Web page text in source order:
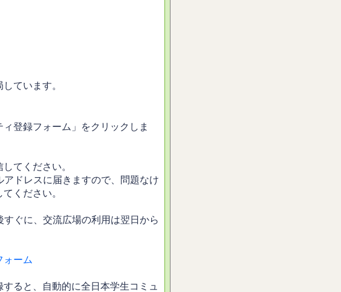
ています。
登録フォーム」をクリックしま
てください。
ドレスに届きますので、問題なけ
ください。
ぐに、交流広場の利用は翌日から
ォーム
ると、自動的に全日本学生コミュ